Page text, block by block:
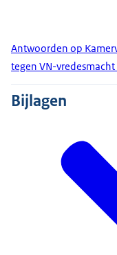
Antwoorden op
tegen VN-vredesmacht
Bijlagen